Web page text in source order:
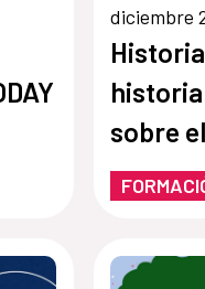
diciembre
sobre
cultura